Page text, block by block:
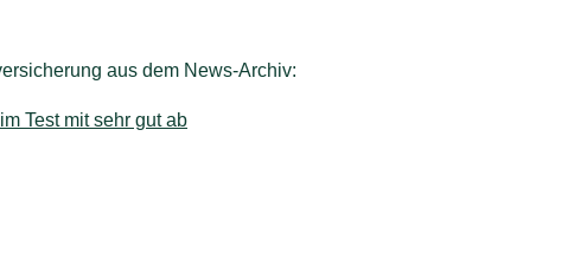
aus dem News-Archiv:
Test mit sehr gut ab